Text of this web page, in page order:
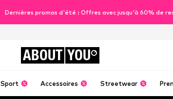
Dernières promos d'été : Offres avec jusqu'à 60% de
ABOUT YOU
Sport Accessoires Streetwear